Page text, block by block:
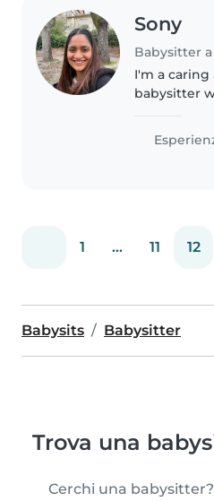
Sony
Babysitter a
I'm a
babysitter
babies. I
young
1 ... 11 12
Babysits Babysitter
Trova una
Cerchi una